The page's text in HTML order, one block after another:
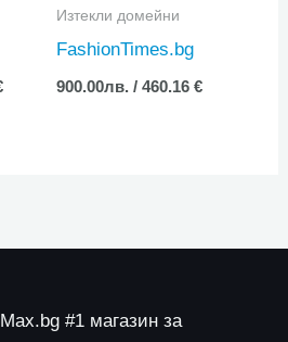
Изтекли домейни
FashionTimes.bg
900.00лв. / 460.16 €
#1 магазин за